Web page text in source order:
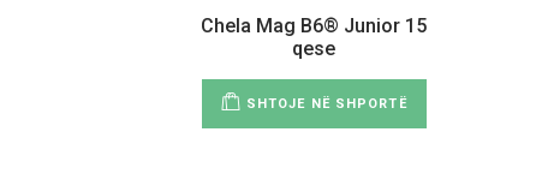
Chela Mag B6® Junior 15
qese
SHTOJE NË SHPORTË